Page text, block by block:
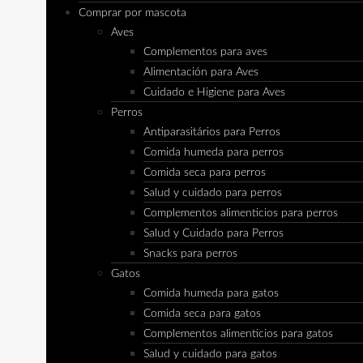
Comprar por mascota
Aves
Complementos para aves
Alimentación para Aves
Cuidado e Higiene para Aves
Perros
Antiparasitários para Perros
Comida humeda para perros
Comida seca para perros
Salud y cuidado para perros
Complementos alimenticios para perros
Salud y Cuidado para Perros
Snacks para perros
Gatos
Comida humeda para gatos
Comida seca para gatos
Complementos alimenticios para gatos
Salud y cuidado para gatos